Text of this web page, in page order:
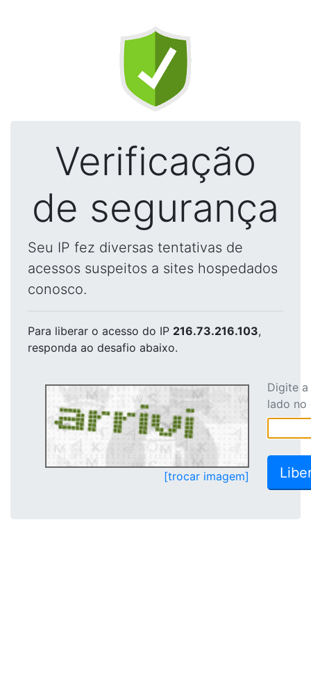
Verificação
de segurança
Seu IP fez diversas tentativas de
acessos suspeitos a sites hospedados
conosco.
Para liberar o acesso do IP 216.73.216.103,
responda ao desafio abaixo.
[trocar imagem]
Digite
lado no